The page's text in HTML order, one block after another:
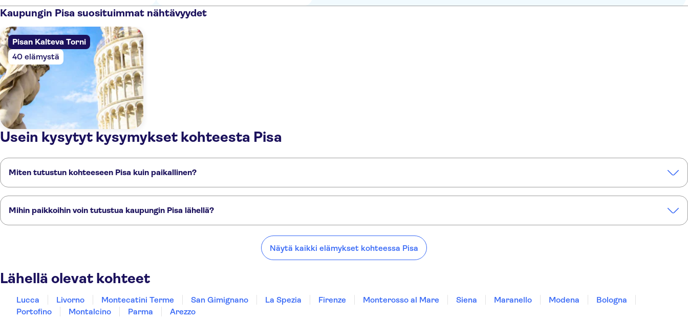
Kaupungin Pisa suosituimmat nähtävyydet
Pisan Kalteva Torni
40 elämystä
Usein kysytyt kysymykset kohteesta Pisa
Miten tutustun kohteeseen Pisa kuin paikallinen?
Pisan ja kaltevan tornin pienryhmäkierros Pisan kierros Firenzestä sisältäen sisäänpääsyn kaltevaan torniin
Mihin paikkoihin voin tutustua kaupungin Pisa lähellä?
Näytä kaikki elämykset kohteessa Pisa
Lähellä olevat kohteet
Lucca Livorno Montecatini Terme San Gimignano La Spezia Firenze Monterosso al Mare Siena Maranello Modena
Bologna
Portofino
Montalcino Parma
Arezzo